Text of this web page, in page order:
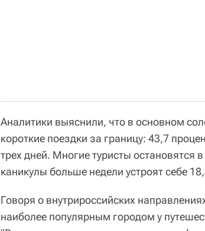
Аналитики выяснили, что в основном
короткие поездки за границу: 43,7
трех дней. Многие туристы остановятся
каникулы больше недели устроят себе
Говоря о внутрироссийских
наиболее популярным городом у